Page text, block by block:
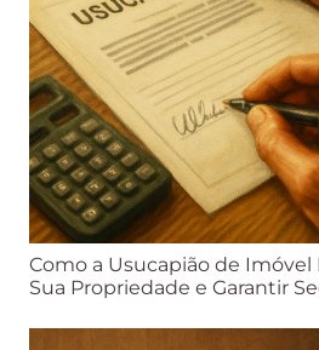
Como a Usucapião de Imóvel
Sua Propriedade e Garantir